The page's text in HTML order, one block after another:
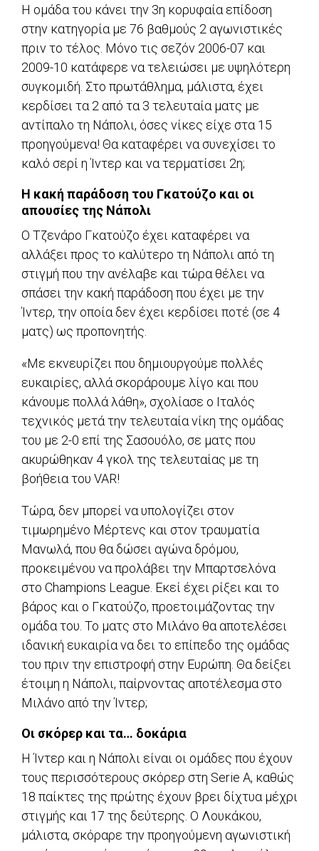
Η ομάδα του κάνει την 3η κορυφαία επίδοση
στην κατηγορία με 76 βαθμούς 2 αγωνιστικές
πριν το τέλος. Μόνο τις σεζόν 2006-07 και
2009-10 κατάφερε να τελειώσει με υψηλότερη
συγκομιδή. Στο πρωτάθλημα, μάλιστα, έχει
κερδίσει τα 2 από τα 3 τελευταία ματς με
αντίπαλο τη Νάπολι, όσες νίκες είχε στα 15
προηγούμενα! Θα καταφέρει να συνεχίσει το
καλό σερί η Ίντερ και να τερματίσει 2η;
Η κακή παράδοση του Γκατούζο και οι
απουσίες της Νάπολι
Ο Τζενάρο Γκατούζο έχει καταφέρει να
αλλάξει προς το καλύτερο τη Νάπολι από τη
στιγμή που την ανέλαβε και τώρα θέλει να
σπάσει την κακή παράδοση που έχει με την
Ίντερ, την οποία δεν έχει κερδίσει ποτέ (σε 4
ματς) ως προπονητής.
«Με εκνευρίζει που δημιουργούμε πολλές
ευκαιρίες, αλλά σκοράρουμε λίγο και που
κάνουμε πολλά λάθη», σχολίασε ο Ιταλός
τεχνικός μετά την τελευταία νίκη της ομάδας
του με 2-0 επί της Σασουόλο, σε ματς που
ακυρώθηκαν 4 γκολ της τελευταίας με τη
βοήθεια του VAR!
Τώρα, δεν μπορεί να υπολογίζει στον
τιμωρημένο Μέρτενς και στον τραυματία
Μανωλά, που θα δώσει αγώνα δρόμου,
προκειμένου να προλάβει την Μπαρτσελόνα
στο Champions League. Εκεί έχει ρίξει και το
βάρος και ο Γκατούζο, προετοιμάζοντας την
ομάδα του. Το ματς στο Μιλάνο θα αποτελέσει
ιδανική ευκαιρία να δει το επίπεδο της ομάδας
του πριν την επιστροφή στην Ευρώπη. Θα δείξει
έτοιμη η Νάπολι, παίρνοντας αποτέλεσμα στο
Μιλάνο από την Ίντερ;
Οι σκόρερ και τα… δοκάρια
Η Ίντερ και η Νάπολι είναι οι ομάδες που έχουν
τους περισσότερους σκόρερ στη Serie A, καθώς
18 παίκτες της πρώτης έχουν βρει δίχτυα μέχρι
στιγμής και 17 της δεύτερης. Ο Λουκάκου,
μάλιστα, σκόραρε την προηγούμενη αγωνιστική